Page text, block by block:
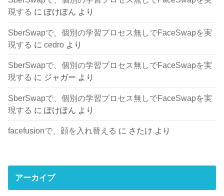
現する にぽけぽん より
SberSwapで、個別の学習プロセス無しでFaceSwapを実
現する にcedro より
SberSwapで、個別の学習プロセス無しでFaceSwapを実
現する に ジャガー より
SberSwapで、個別の学習プロセス無しでFaceSwapを実
現する にぽけぽん より
facefusionで、顔を入れ替える に さたけ より
アーカイブ